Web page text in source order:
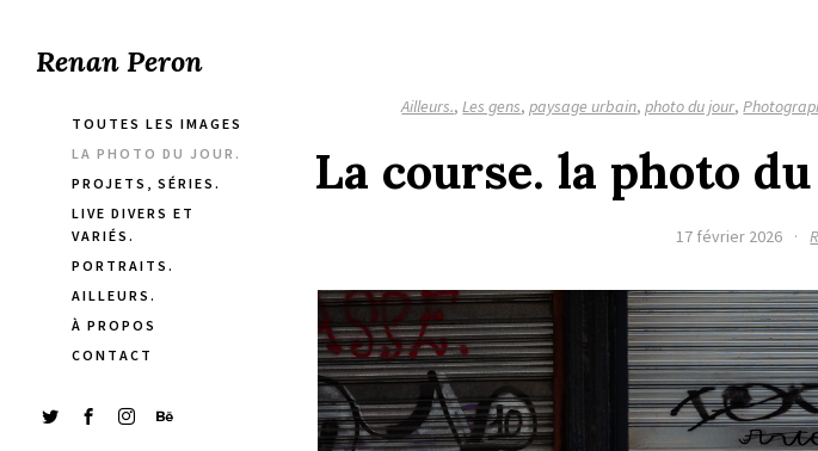
Renan Peron
TOUTES LES IMAGES
LA PHOTO DU JOUR.
PROJETS, SÉRIES.
LIVE DIVERS ET
VARIÉS.
PORTRAITS.
AILLEURS.
À PROPOS
CONTACT
Ailleurs.,Les gens,paysage urbain,photo du jour,
La course. la photo
17 février 2026 ·